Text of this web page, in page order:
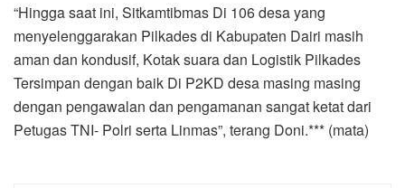
“Hingga saat ini, Sitkamtibmas Di 106 desa yang
menyelenggarakan Pilkades di Kabupaten Dairi masih
aman dan kondusif, Kotak suara dan Logistik Pilkades
Tersimpan dengan baik Di P2KD desa masing masing
dengan pengawalan dan pengamanan sangat ketat dari
Petugas TNI- Polri serta Linmas”, terang Doni.*** (mata)